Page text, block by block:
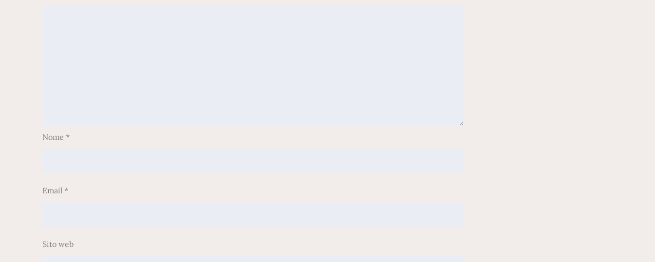
Nome *
Email *
Sito web